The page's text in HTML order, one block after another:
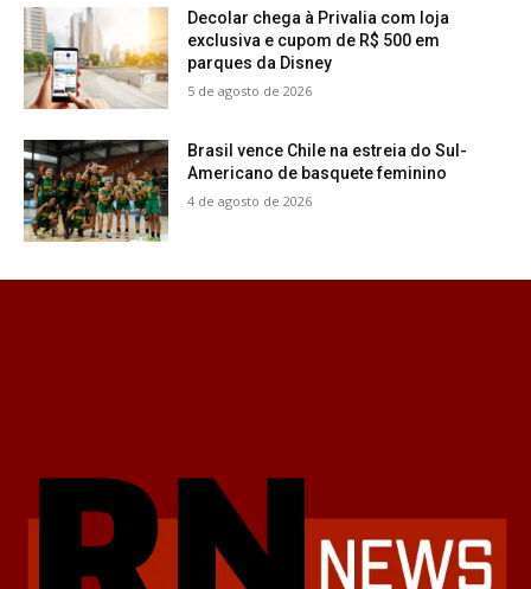
Decolar chega à Privalia com loja
exclusiva e cupom de R$ 500 em
parques da Disney
5 de agosto de 2026
Brasil vence Chile na estreia do Sul-
Americano de basquete feminino
4 de agosto de 2026